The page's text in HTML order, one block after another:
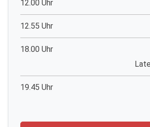
12.00 Uhr
12.55 Uhr
18.00 Uhr
19.45 Uhr